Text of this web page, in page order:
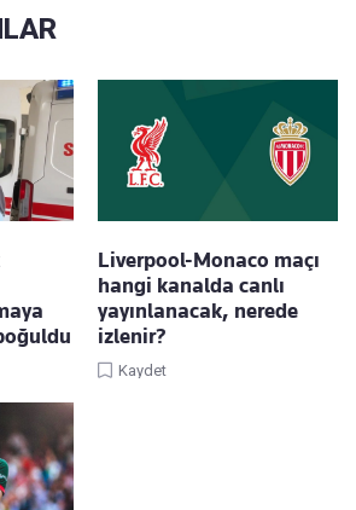
Liverpool-Monaco maçı
hangi kanalda canlı
yayınlanacak, nerede
izlenir?
Kaydet